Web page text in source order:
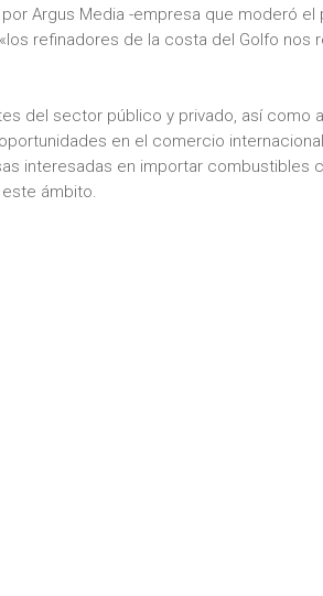
Argus Media -empresa que moderó el
refinadores de la costa del Golfo nos
del sector público y privado, así como
en el comercio
interesadas en importar combustibles
ámbito.